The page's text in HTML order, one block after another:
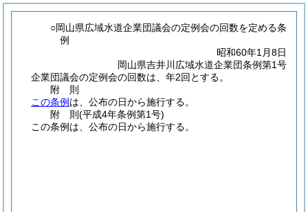
○岡山県広域水道企業団議会の定例会の回数を定める条
例
昭和60年1月8日
岡山県吉井川広域水道企業団条例第1号
企業団議会の定例会の回数は、年2回とする。
附 則
この条例 は、公布の日から施行する。
附 則(平成4年条例第1号)
この条例は、公布の日から施行する。